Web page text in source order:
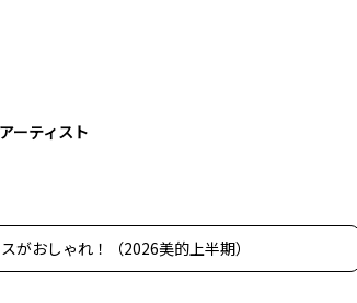
ーティスト
がおしゃれ！（2026美的上半期）